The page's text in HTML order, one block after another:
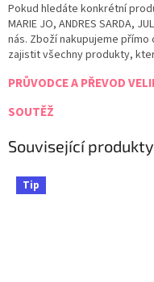
Pokud hledáte konkrétní
MARIE JO, ANDRES SARDA,
nás. Zboží nakupujeme
zajistit všechny produkty,
PRŮVODCE A PŘEVOD
SOUTĚŽ
Související produkty
Tip